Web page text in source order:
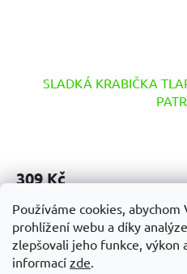
Používáme cookies,
prohlížení webu a díky
zlepšovali jeho funkce, výkon
informací zde.
SLADKÁ KRABIČKA
309 Kč
SLADKÉ KRABIČKY: Ten správný
📦 Víte, jak to je – občas přijde
sebe i pro Vás sestavili tyhle